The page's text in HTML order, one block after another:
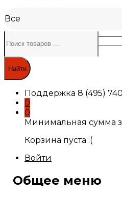
Все
Найти
Поддержка 8 (495)
0
0
Минимальная сумма
Корзина пуста :(
Войти
Общее меню